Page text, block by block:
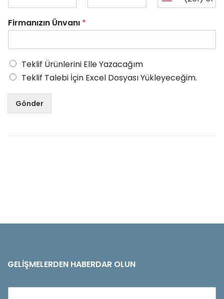
Firmanızın Ünvanı *
Teklif Ürünlerini Elle Yazacağım
Teklif Talebi İçin Excel Dosyası Yükleyeceğim.
Gönder
GELIŞMELERDEN HABERDAR OLUN